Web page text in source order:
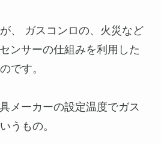
、 ガスコンロの、火災など
ンサーの仕組みを利用した
です。
メーカーの設定温度でガス
うもの。